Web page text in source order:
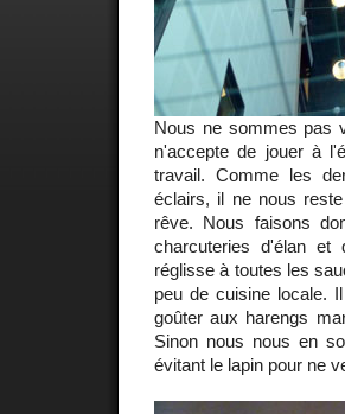
Nous ne sommes pas
n'accepte de jouer à
travail. Comme les
éclairs, il ne nous
rêve. Nous faisons
charcuteries d'élan
réglisse à toutes les
peu de cuisine locale.
goûter aux harengs
Sinon nous nous en
évitant le lapin pour ne